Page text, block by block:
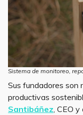
Sistema de monitoreo,
Sus fundadores son
productivas
Santibáñez, CEO